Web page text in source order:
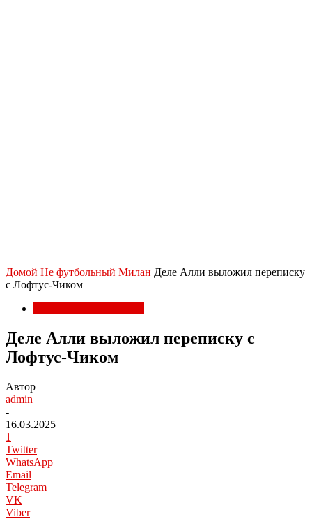
Домой Не футбольный Милан Деле Алли выложил переписку
с Лофтус-Чиком
Деле Алли выложил переписку с
Лофтус-Чиком
Автор
admin
-
16.03.2025
1
Twitter
WhatsApp
Email
Telegram
VK
Viber